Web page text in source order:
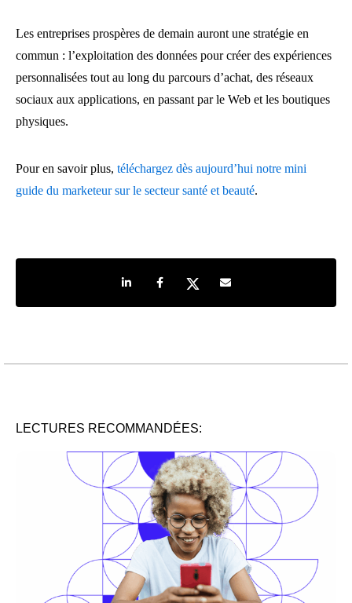
Les entreprises prospères de demain auront une stratégie en
commun : l’exploitation des données pour créer des expériences
personnalisées tout au long du parcours d’achat, des réseaux
sociaux aux applications, en passant par le Web et les boutiques
physiques.
Pour en savoir plus, téléchargez dès aujourd’hui notre mini
guide du marketeur sur le secteur santé et beauté.
Share on LinkedIn
Share on Facebook
Share on TwitterShare by e-mail
LECTURES RECOMMANDÉES: